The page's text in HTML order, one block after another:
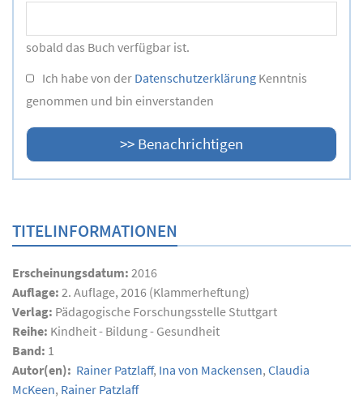
sobald das Buch verfügbar ist.
Ich habe von der Datenschutzerklärung Kenntnis
genommen und bin einverstanden
TITELINFORMATIONEN
Erscheinungsdatum: 2016
Auflage: 2. Auflage, 2016 (Klammerheftung)
Verlag: Pädagogische Forschungsstelle Stuttgart
Reihe: Kindheit - Bildung - Gesundheit
Band: 1
Autor(en): Rainer Patzlaff, Ina von Mackensen, Claudia
McKeen, Rainer Patzlaff